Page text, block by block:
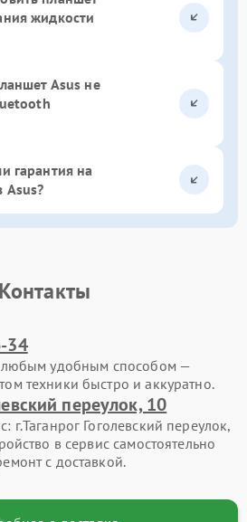
жидкости
Asus не
гарантия на
Asus?
Контакты
34
любым удобным способом —
техники быстро и аккуратно.
переулок, 10
г.Таганрог Гоголевский переулок,
в сервис самостоятельно
с доставкой.